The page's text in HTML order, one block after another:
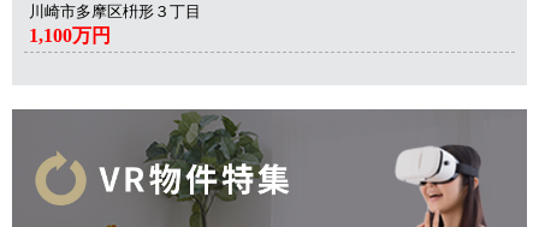
川崎市多摩区枡形３丁目
1,100万円